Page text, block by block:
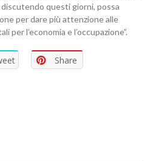
questi giorni, possa
per dare più attenzione alle
per l’economia e l’occupazione”.
Share